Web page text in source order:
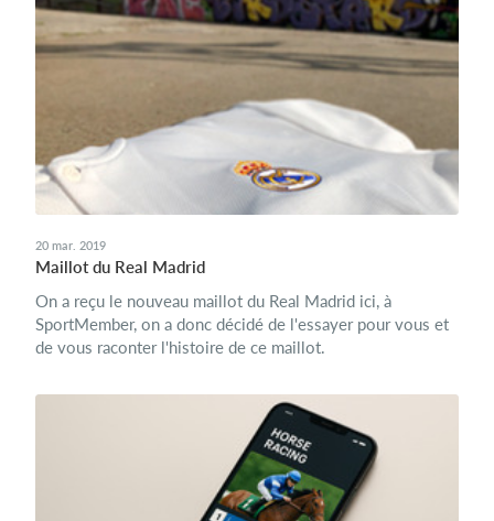
20 mar. 2019
Maillot du Real Madrid
On a reçu le nouveau maillot du Real Madrid ici, à
SportMember, on a donc décidé de l'essayer pour vous et
de vous raconter l'histoire de ce maillot.